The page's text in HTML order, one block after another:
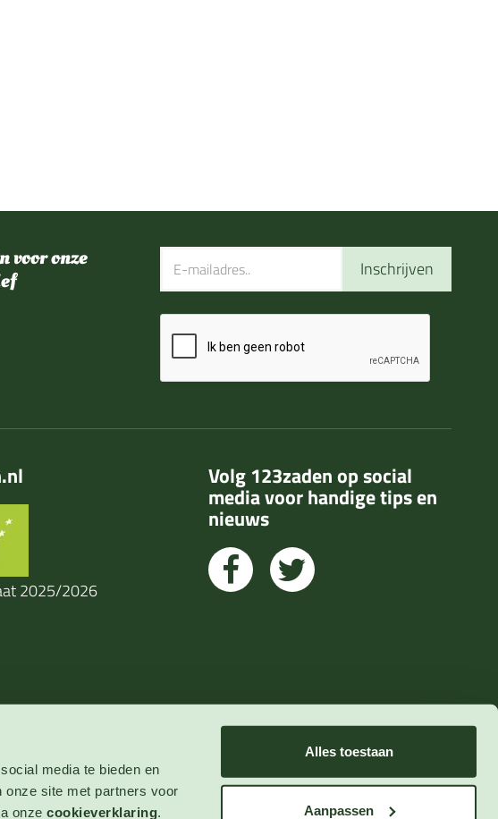
media te bieden en
onze site met partners voor
onzecookieverklaring.
Alles toestaan
Aanpassen
voor onze
Inschrijven
2025/2026
Volg 123zaden op social
media voor handige tips en
nieuws